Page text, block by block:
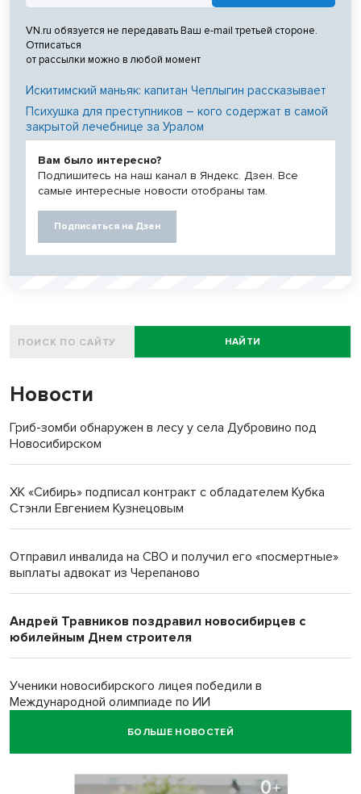
VN.ru обязуется не передавать Ваш e-mail третьей стороне.
Отписаться
от рассылки можно в любой момент
Искитимский маньяк: капитан Чеплыгин рассказывает
Психушка для преступников – кого содержат в самой
закрытой лечебнице за Уралом
Вам было интересно?
Подпишитесь на наш канал в Яндекс. Дзен. Все
самые интересные новости отобраны там.
Подписаться на Дзен
НАЙТИ
Новости
Гриб-зомби обнаружен в лесу у села Дубровино под
Новосибирском
ХК «Сибирь» подписал контракт с обладателем Кубка
Стэнли Евгением Кузнецовым
Отправил инвалида на СВО и получил его «посмертные»
выплаты адвокат из Черепаново
Андрей Травников поздравил новосибирцев с
юбилейным Днем строителя
Ученики новосибирского лицея победили в
Международной олимпиаде по ИИ
Остановку электричек о.п. Радуга Сибири начали строить
БОЛЬШЕ НОВОСТЕЙ